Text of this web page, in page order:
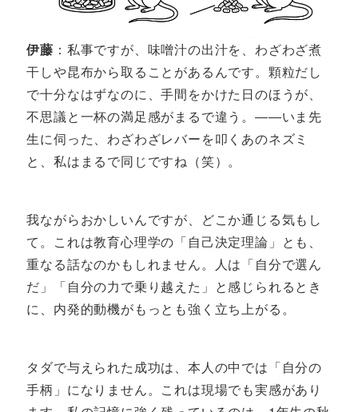
伊藤 ：私事ですが、味噌汁の出汁を、わざわざ煮
干しや昆布から取ることがあるんです。顆粒だし
で十分なはずなのに、手間をかけた日のほうが、
不思議と一杯の満足感がまるで違う。――いま先
生に伺った、わざわざレバーを叩くあのネズミ
と、私はまるで同じですね（笑）。
我ながらおかしいんですが、どこか通じる気もし
て。これは教育心理学の「自己決定理論」とも、
重なる話なのかもしれません。人は「自分で選ん
だ」「自分の力で乗り越えた」と感じられるとき
に、内発的動機がもっとも強く立ち上がる。
タダで与えられた成功は、本人の中では「自分の
手柄」になりません。これは現場でも実感があり